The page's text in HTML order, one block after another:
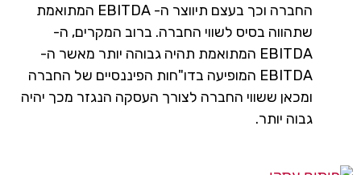
החברה וכך בעצם תיווצר ה- EBITDA המתואמת
שתהווה בסיס לשווי החברה. ברוב המקרים, ה-
EBITDA המתואמת תהיה גבוהה יותר מאשר ה-
EBITDA המופיעה בדו"חות הפיננסיים של החברה
ומכאן ששווי החברה לצורך העסקה הנגזר מכך יהיה
גבוה יותר.